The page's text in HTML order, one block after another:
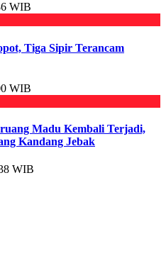
WIB
Tiga Sipir Terancam
WIB
Madu Kembali Terjadi,
Kandang Jebak
WIB